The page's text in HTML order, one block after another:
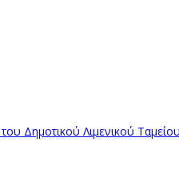
Δημοτικού Λιμενικού